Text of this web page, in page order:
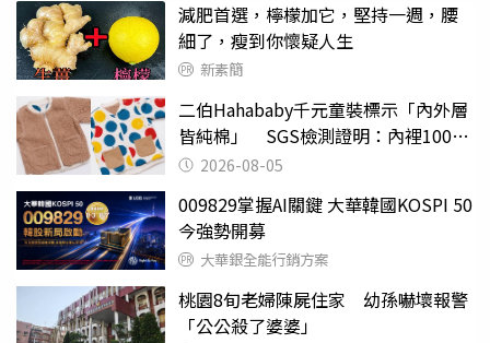
減肥首選，檸檬加它，堅持一週，腰
細了，瘦到你懷疑人生
新素簡
二伯Hahababy千元童裝標示「內外層
皆純棉」 SGS檢測證明：內裡100%
聚酯纖維
2026-08-05
009829掌握AI關鍵 大華韓國KOSPI 50
今強勢開募
大華銀全能行銷方案
桃園8旬老婦陳屍住家 幼孫嚇壞報警
「公公殺了婆婆」